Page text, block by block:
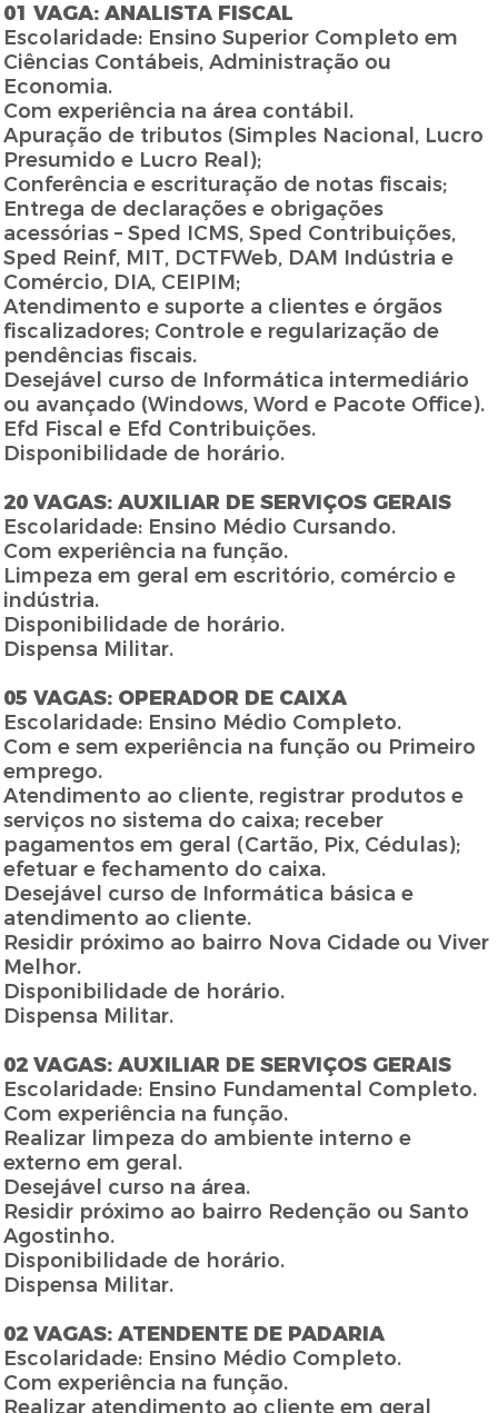
01 VAGA: ANALISTA FISCAL
Escolaridade: Ensino Superior Completo em
Ciências Contábeis, Administração ou
Economia.
Com experiência na área contábil.
Apuração de tributos (Simples Nacional, Lucro
Presumido e Lucro Real);
Conferência e escrituração de notas fiscais;
Entrega de declarações e obrigações
acessórias – Sped ICMS, Sped Contribuições,
Sped Reinf, MIT, DCTFWeb, DAM Indústria e
Comércio, DIA, CEIPIM;
Atendimento e suporte a clientes e órgãos
fiscalizadores; Controle e regularização de
pendências fiscais.
Desejável curso de Informática intermediário
ou avançado (Windows, Word e Pacote Office).
Efd Fiscal e Efd Contribuições.
Disponibilidade de horário.
20 VAGAS: AUXILIAR DE SERVIÇOS GERAIS
Escolaridade: Ensino Médio Cursando.
Com experiência na função.
Limpeza em geral em escritório, comércio e
indústria.
Disponibilidade de horário.
Dispensa Militar.
05 VAGAS: OPERADOR DE CAIXA
Escolaridade: Ensino Médio Completo.
Com e sem experiência na função ou Primeiro
emprego.
Atendimento ao cliente, registrar produtos e
serviços no sistema do caixa; receber
pagamentos em geral (Cartão, Pix, Cédulas);
efetuar e fechamento do caixa.
Desejável curso de Informática básica e
atendimento ao cliente.
Residir próximo ao bairro Nova Cidade ou Viver
Melhor.
Disponibilidade de horário.
Dispensa Militar.
02 VAGAS: AUXILIAR DE SERVIÇOS GERAIS
Escolaridade: Ensino Fundamental Completo.
Com experiência na função.
Realizar limpeza do ambiente interno e
externo em geral.
Desejável curso na área.
Residir próximo ao bairro Redenção ou Santo
Agostinho.
Disponibilidade de horário.
Dispensa Militar.
02 VAGAS: ATENDENTE DE PADARIA
Escolaridade: Ensino Médio Completo.
Com experiência na função.
Realizar atendimento ao cliente em geral